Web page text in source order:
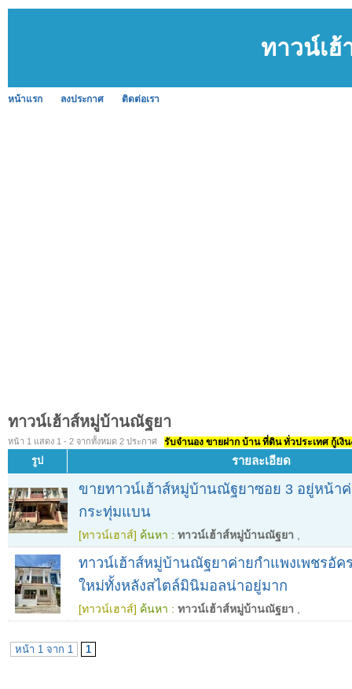
ทาวน์เ
หน้าแรก ลงประกาศ ติดต่อเรา
ทาวน์เฮ้าส์หมู่บ้านณัฐยา
หน้า 1 แสดง 1 - 2 จากทั้งหมด 2 ประกาศ รับจำนอง ขายฝาก บ้าน ที่ดิน ทั่วประเทศ กู้เงิ
รูป รายละเอียด
ขายทาวน์เฮ้าส์หมู่บ้านณัฐยาซอย 3 อยู่หน้าค่
กระทุ่มแบน
[ทาวน์เฮาส์] ค้นหา : ทาวน์เฮ้าส์หมู่บ้านณัฐยา
ทาวน์เฮ้าส์หมู่บ้านณัฐยาค่ายกำแพงเพชรอัค
ใหม่ทั้งหลังสไตล์มินิมอลน่าอยู่มาก
[ทาวน์เฮาส์] ค้นหา : ทาวน์เฮ้าส์หมู่บ้านณัฐยา
หน้า 1 จาก 1 1